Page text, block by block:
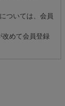
ついては、会員
めて会員登録